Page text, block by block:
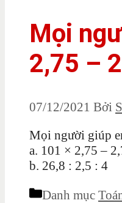
Mọi
2,75 –
07/12/2021 Bởi
Mọi người giúp
a. 101 × 2,75 –
b. 26,8 : 2,5 : 4
Danh mục